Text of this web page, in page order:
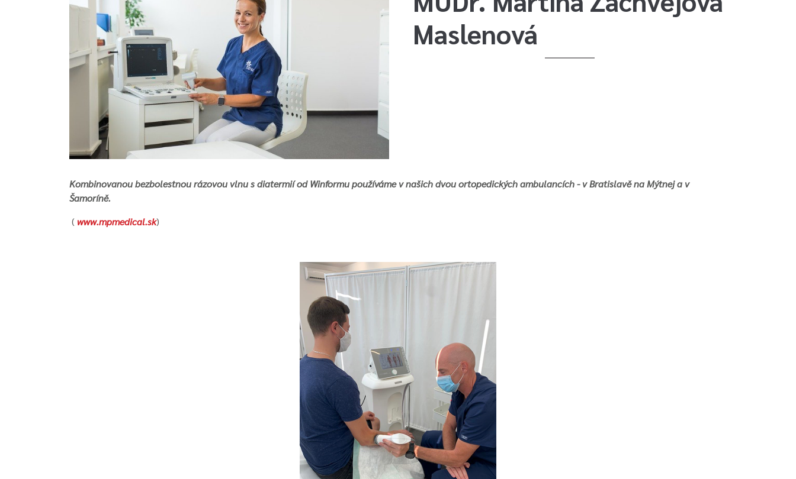
Maslenová
Kombinovanou bezbolestnou rázovou vlnu s diatermií odWinformupoužíváme v našich dvou ortopedických ambulancích - v Bratislavě na Mýtnej a v
Šamoríně.
( www.mpmedical.sk)